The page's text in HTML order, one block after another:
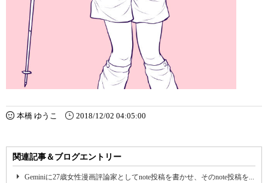
本橋 ゆうこ 2018/12/02 04:05:00
関連記事＆ブログエントリー
Geminiに27歳女性漫画評論家としてnote投稿を書かせ、そのnote投稿を...